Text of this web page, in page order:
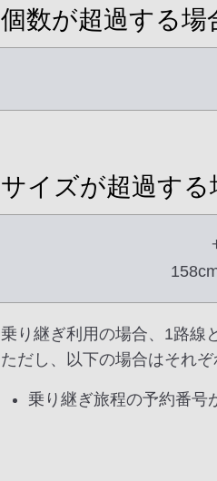
個数が超過する場
サイズが超過する
乗り継ぎ利用の場合、1路線
ただし、以下の場合はそれ
乗り継ぎ旅程の予約番号